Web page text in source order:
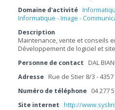
Domaine d'activité
Informatique - Image -
Description
Maintenance, vente et conseils
Développement de logiciel et
Personne de contact
DAL
Adresse Rue de Stier 8/3 -
Numéro de téléphone 04 277
Site internet http://